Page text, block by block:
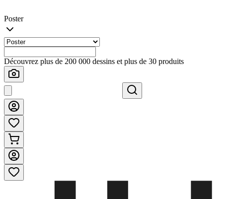
Poster
Découvrez plus de 200 000 dessins et plus de 30 produits